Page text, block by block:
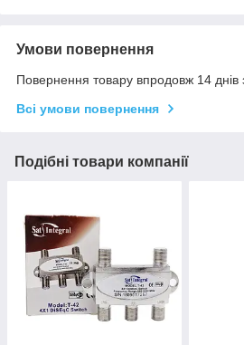
Умови повернення
Повернення товару впродовж 14 днів
Всі умови повернення
Подібні товари компанії